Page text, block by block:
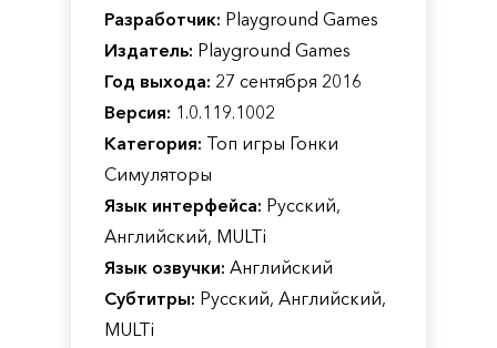
Разработчик: Playground Games
Издатель: Playground Games
Год выхода: 27 сентября 2016
Версия: 1.0.119.1002
Категория: Топ игры Гонки
Симуляторы
Язык интерфейса: Русский,
Английский, MULTi
Язык озвучки: Английский
Субтитры: Русский, Английский,
MULTi